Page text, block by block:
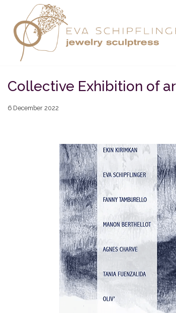
Skip
content
Collective Exhibition of
6 December 2022